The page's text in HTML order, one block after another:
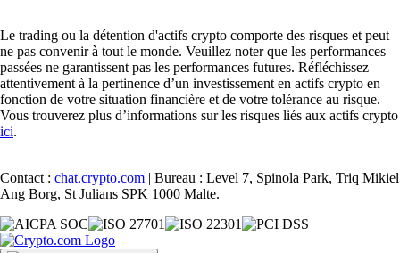
Le trading ou la détention d'actifs crypto comporte des risques et peut
ne pas convenir à tout le monde. Veuillez noter que les performances
passées ne garantissent pas les performances futures. Réfléchissez
attentivement à la pertinence d’un investissement en actifs crypto en
fonction de votre situation financière et de votre tolérance au risque.
Vous trouverez plus d’informations sur les risques liés aux actifs crypto
ici.
Contact : chat.crypto.com | Bureau : Level 7, Spinola Park, Triq Mikiel
Ang Borg, St Julians SPK 1000 Malte.